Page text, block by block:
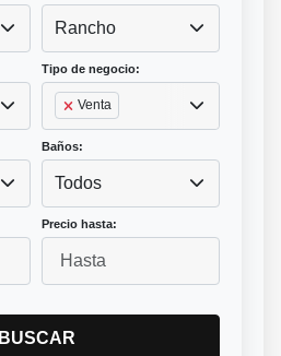
Rancho
Tipo de negocio:
Venta
Baños:
Todos
Precio hasta:
BUSCAR